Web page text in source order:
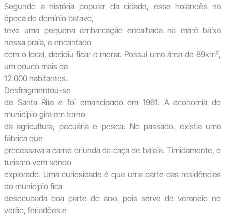
Segundo a história popular da cidade, esse holandês na
época do domínio batavo,
teve uma pequena embarcação encalhada na maré baixa
nessa praia, e encantado
com o local, decidiu ficar e morar. Possui uma área de 89km²,
um pouco mais de
12.000 habitantes.
Desfragmentou-se
de Santa Rita e foi emancipado em 1961. A economia do
município gira em torno
da agricultura, pecuária e pesca. No passado, existia uma
fábrica que
processava a carne oriunda da caça de baleia. Timidamente, o
turismo vem sendo
explorado. Uma curiosidade é que uma parte das residências
do município fica
desocupada boa parte do ano, pois serve de veraneio no
verão, feriadões e